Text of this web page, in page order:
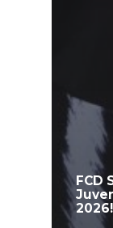
FCD
2026!